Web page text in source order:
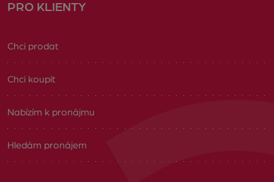
PRO KLIENTY
Chci prodat
Chci koupit
Nabízím k pronájmu
Hledám pronájem